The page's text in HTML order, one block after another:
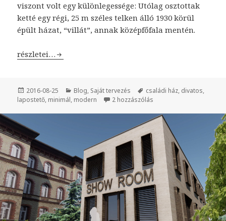
viszont volt egy különlegessége: Utólag osztottak
ketté egy régi, 25 m széles telken álló 1930 körül
épült házat, “villát”, annak középfőfala mentén.
Minimál családi ház Gödön
részletei…
Közzétéve
2016-08-25 Kategória
Blog, Saját tervezés Címke
családi ház, divatos,
lapostető, minimál, modern 2 hozzászólás